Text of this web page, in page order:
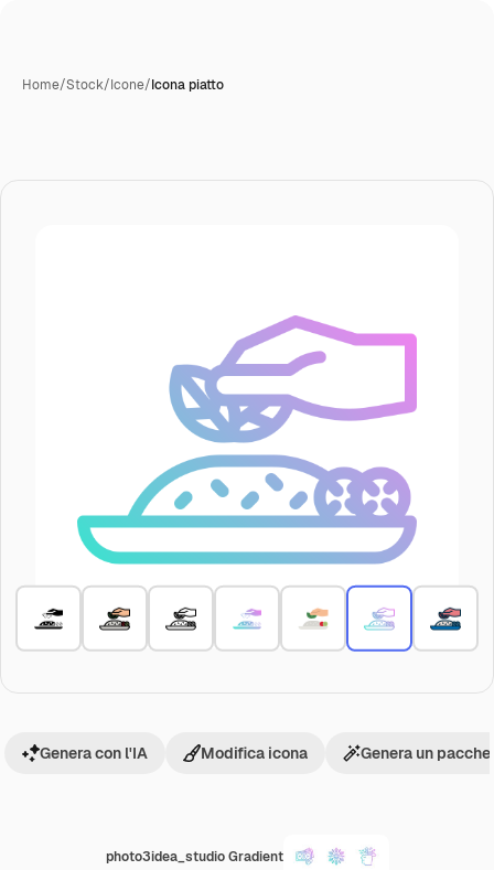
Home/Stock/Icone/Icona piatto
photo3idea_studio Gradient
Genera con l'IA Modifica icona Genera un